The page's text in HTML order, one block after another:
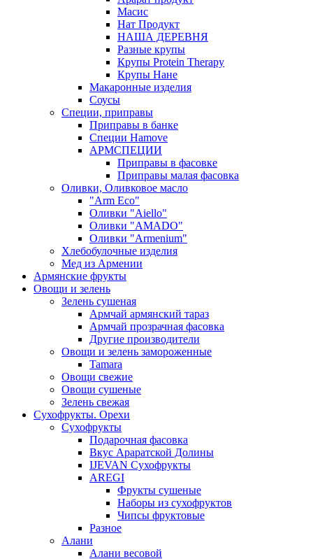
Масис
Нат Продукт
НАША ДЕРЕВНЯ
Разные крупы
Крупы Protein Therapy
Крупы Нане
Макаронные изделия
Соусы
Специи, приправы
Приправы в банке
Специи Hamove
АРМСПЕЦИИ
Приправы в фасовке
Приправы малая фасовка
Оливки, Оливковое масло
"Arm Eco"
Оливки "Aiello"
Оливки "AMADO"
Оливки "Armenium"
Хлебобулочные изделия
Мед из Армении
Армянские фрукты
Овощи и зелень
Зелень сушеная
Армчай армянский тараз
Армчай прозрачная фасовка
Другие производители
Овощи и зелень замороженные
Tamara
Овощи свежие
Овощи сушеные
Зелень свежая
Сухофрукты. Орехи
Сухофрукты
Подарочная фасовка
Вкус Араратской Долины
IJEVAN Сухофрукты
AREGI
Фрукты сушеные
Наборы из сухофруктов
Чипсы фруктовые
Разное
Алани
Алани весовой